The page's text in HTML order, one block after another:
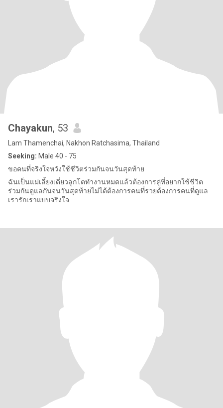
Chayakun, 53
Lam Thamenchai, Nakhon Ratchasima, Thailand
Seeking: Male 40 - 75
ขอคนที่จริงใจหวังใช้ชีวิตร่วมกันจนวันสุดท้าย
ฉันเป็นแม่เลี้ยงเดี่ยวลูกโตทำงานหมดแล้วต้องการคู่ที่อยากใช้ชีวิต
ร่วมกันดูแลกันจนวันสุดท้ายไม่ได้ต้องการคนที่รวยต้องการคนที่ดูแล
เรารักเราแบบจริงใจ